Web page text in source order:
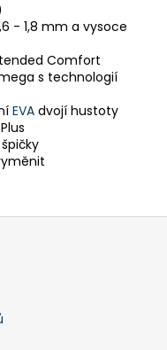
- 1,8 mm a vysoce
Comfort
s technologií
EVA dvojí hustoty